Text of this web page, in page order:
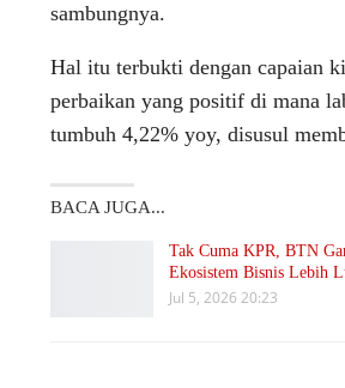
sambungnya.
Hal itu terbukti dengan capaian
perbaikan yang positif di mana
tumbuh 4,22% yoy, disusul
BACA JUGA...
Tak Cuma KPR, BTN
Ekosistem Bisnis Lebih
Jul 5, 2026 20:23